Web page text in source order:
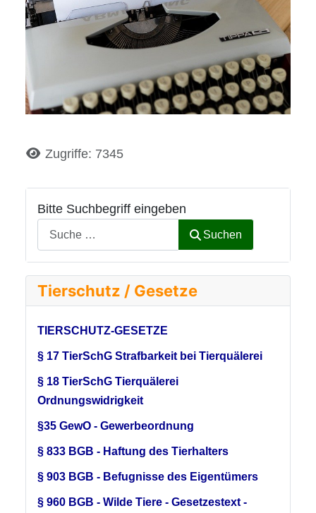
Bitte Suchbegriff eingeben
Suchen
Tierschutz / Gesetze
TIERSCHUTZ-GESETZE
§ 17 TierSchG Strafbarkeit bei Tierquälerei
§ 18 TierSchG Tierquälerei
Ordnungswidrigkeit
§35 GewO - Gewerbeordnung
§ 833 BGB - Haftung des Tierhalters
§ 903 BGB - Befugnisse des Eigentümers
§ 960 BGB - Wilde Tiere - Gesetzestext -
DetailsZugriffe: 7345